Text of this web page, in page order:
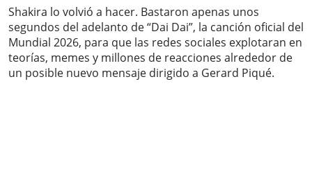
Shakira lo volvió a hacer. Bastaron apenas unos
segundos del adelanto de “Dai Dai”, la canción oficial del
Mundial 2026, para que las redes sociales explotaran en
teorías, memes y millones de reacciones alrededor de
un posible nuevo mensaje dirigido a Gerard Piqué.